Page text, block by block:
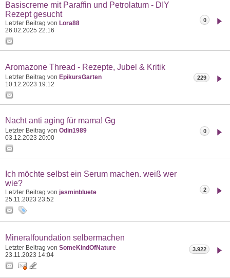
Basiscreme mit Paraffin und Petrolatum - DIY
Rezept gesucht
Letzter Beitrag von Lora88
26.02.2025 22:16
0
Aromazone Thread - Rezepte, Jubel & Kritik
Letzter Beitrag von EpikursGarten
10.12.2023 19:12
229
Nacht anti aging für mama! Gg
Letzter Beitrag von Odin1989
03.12.2023 20:00
0
Ich möchte selbst ein Serum machen. weiß wer
wie?
Letzter Beitrag von jasminbluete
25.11.2023 23:52
2
Mineralfoundation selbermachen
Letzter Beitrag von SomeKindOfNature
23.11.2023 14:04
3.922